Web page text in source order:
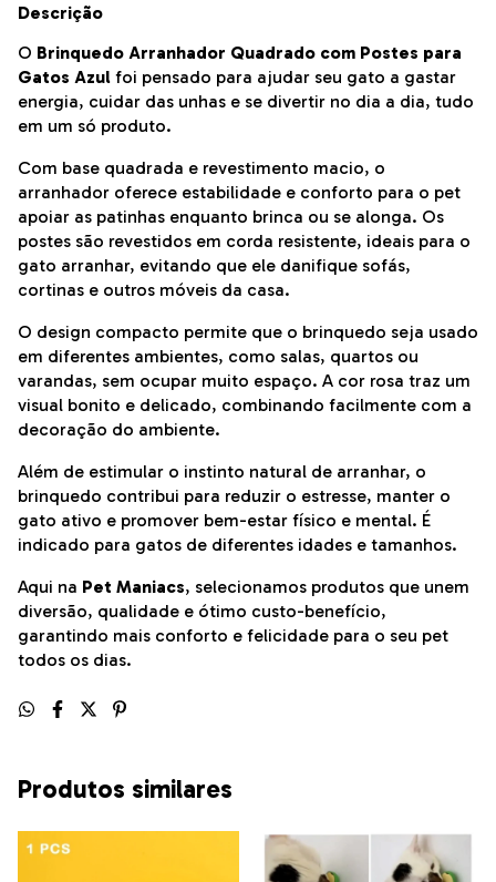
Descrição
O Brinquedo Arranhador Quadrado com Postes para
Gatos Azul foi pensado para ajudar seu gato a gastar
energia, cuidar das unhas e se divertir no dia a dia, tudo
em um só produto.
Com base quadrada e revestimento macio, o
arranhador oferece estabilidade e conforto para o pet
apoiar as patinhas enquanto brinca ou se alonga. Os
postes são revestidos em corda resistente, ideais para o
gato arranhar, evitando que ele danifique sofás,
cortinas e outros móveis da casa.
O design compacto permite que o brinquedo seja usado
em diferentes ambientes, como salas, quartos ou
varandas, sem ocupar muito espaço. A cor rosa traz um
visual bonito e delicado, combinando facilmente com a
decoração do ambiente.
Além de estimular o instinto natural de arranhar, o
brinquedo contribui para reduzir o estresse, manter o
gato ativo e promover bem-estar físico e mental. É
indicado para gatos de diferentes idades e tamanhos.
Aqui na Pet Maniacs, selecionamos produtos que unem
diversão, qualidade e ótimo custo-benefício,
garantindo mais conforto e felicidade para o seu pet
todos os dias.
Produtos similares